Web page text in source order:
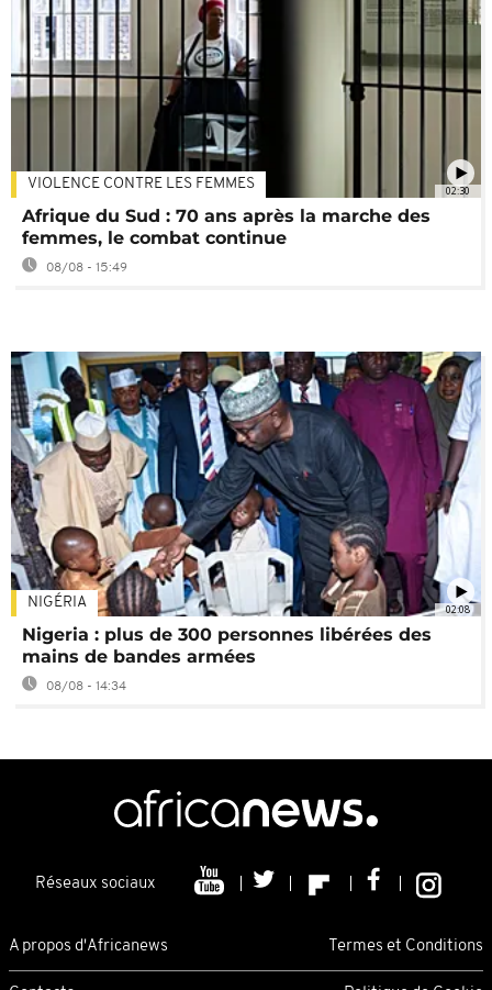
02:30
VIOLENCE CONTRE LES FEMMES
Afrique du Sud : 70 ans après la marche des
femmes, le combat continue
08/08 - 15:49
02:08
NIGÉRIA
Nigeria : plus de 300 personnes libérées des
mains de bandes armées
08/08 - 14:34
Réseaux sociaux
A propos d'Africanews Termes et Conditions